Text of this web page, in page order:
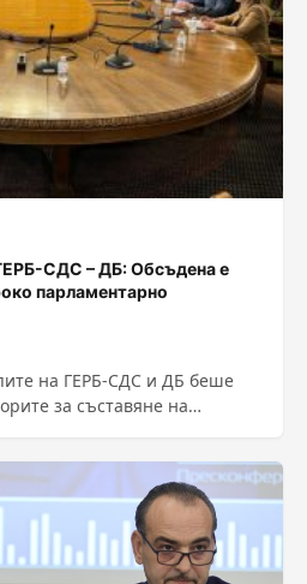
СДС – ДБ: Обсъдена е
парламентарно
на ГЕРБ-СДС и ДБ беше
за съставяне на